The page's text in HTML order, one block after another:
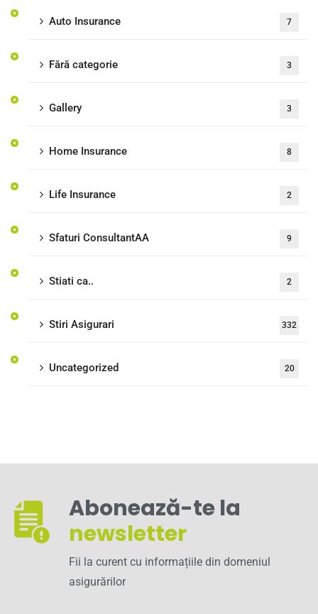
Auto Insurance 7
Fără categorie 3
Gallery 3
Home Insurance 8
Life Insurance 2
Sfaturi ConsultantAA 9
Stiati ca.. 2
Stiri Asigurari 332
Uncategorized 20
Abonează-te la
newsletter
Fii la curent cu informațiile din domeniul
asigurărilor